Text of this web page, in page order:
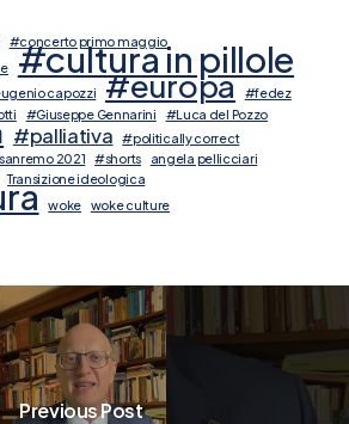
#concerto primo maggio
#cultura in pillole
capozzi #europa #fedez
#Giuseppe Gennarini #Luca del Pozzo
#palliativa
#politically correct
2021 #shorts
angela pellicciari
Transizione ideologica
woke woke culture
Previous Post